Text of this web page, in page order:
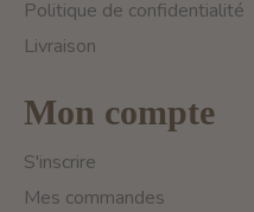
Politique de confidentialité
Livraison
Mon compte
S'inscrire
Mes commandes